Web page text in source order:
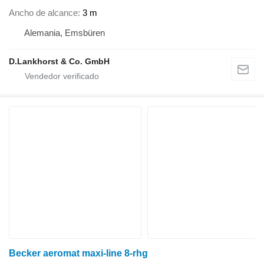
Ancho de alcance 3 m
Alemania, Emsbüren
D.Lankhorst & Co. GmbH
Becker aeromat maxi-line 8-rhg